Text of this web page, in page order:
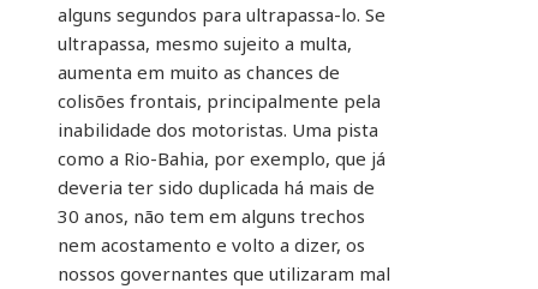
alguns segundos para ultrapassa-lo. Se
ultrapassa, mesmo sujeito a multa,
aumenta em muito as chances de
colisões frontais, principalmente pela
inabilidade dos motoristas. Uma pista
como a Rio-Bahia, por exemplo, que já
deveria ter sido duplicada há mais de
30 anos, não tem em alguns trechos
nem acostamento e volto a dizer, os
nossos governantes que utilizaram mal